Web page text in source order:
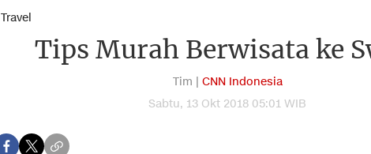
Travel
Tips Murah Berwisata ke
Tim | CNN Indonesia
Sabtu, 13 Okt 2018 05:01 WIB